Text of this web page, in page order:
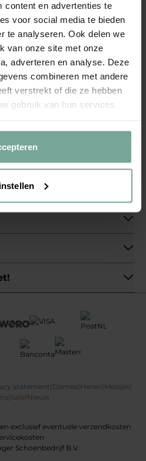
content en advertenties te
voor social media te bieden
te analyseren. Ook delen we
van onze site met onze
adverteren en analyse. Deze
combineren met andere
verstrekt of die ze hebben
gebruik van hun services.
statement Dames Heren Meisjes
Sale Nieuw
exclusief eventuele verzendkosten
Schoenbedrijf B.V.